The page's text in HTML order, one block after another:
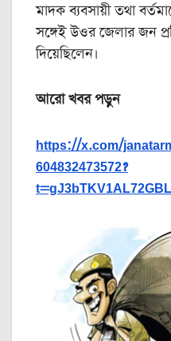
মাদক ব্যবসায়ী তথা
সঙ্গেই উওর জেলার জন
দিয়েছিলেন।
আরো খবর পড়ুন
https://x.com/
604832473572?